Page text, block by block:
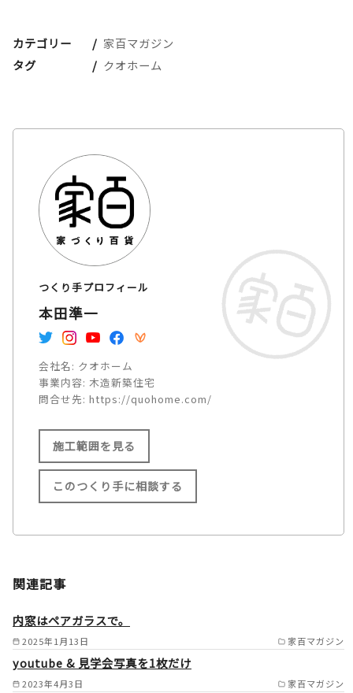
カテゴリー
家百マガジン
タグ
クオホーム
つくり手プロフィール
本田準一
会社名: クオホーム
事業内容: 木造新築住宅
問合せ先: https://quohome.com/
施工範囲を見る
施工範囲
磨町/三木市/小野市/加東市/加
西市/神崎郡神河町/神崎郡福崎
町/西脇市の一部/多可町/宍粟
このつくり手に相談する
関連記事
2025年1月13日 家百マガジン
内窓はペアガラスで。
2023年4月3日 家百マガジン
youtube & 見学会写真を1枚だけ